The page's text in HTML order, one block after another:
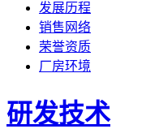
发展历程
销售网络
荣誉资质
厂房环境
研发技术